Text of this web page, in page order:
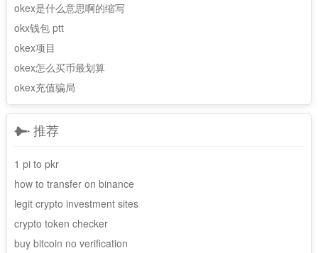
okex是什么意思啊的缩写
okx钱包 ptt
okex项目
okex怎么买币最划算
okex充值骗局
推荐
1 pi to pkr
how to transfer on binance
legit crypto investment sites
crypto token checker
buy bitcoin no verification